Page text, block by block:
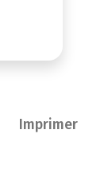
Imprimer